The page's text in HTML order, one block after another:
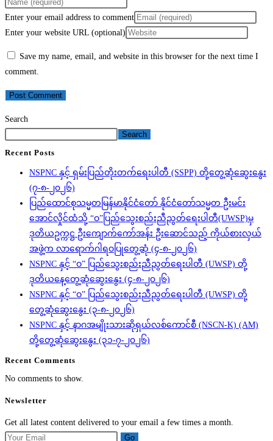
Enter your email address to comment
Enter your website URL (optional)
Save my name, email, and website in this browser for the next time I
comment.
Search
Search
Recent Posts
NSPNC နှင့် ရှမ်းပြည်တိုးတက်ရေးပါတီ (SSPP) တို့တွေ့ဆုံဆွေးနွေး
(၇-၈-၂၀၂၆)
ပြည်ထောင်စုသမ္မတမြန်မာနိုင်ငံတော် နိုင်ငံတော်သမ္မတ ဦးမင်း
အောင်လှိုင်ထံသို့ “ဝ”ပြည်သွေးစည်းညီညွတ်ရေးပါတီ(UWSP)မှ
ဒုတိယဥက္ကဋ္ဌ ဦးကျောက်ကော်အန်း ဦးဆောင်သည့် ကိုယ်စားလှယ်
အဖွဲ့က လာရောက်ဂါရဝပြုတွေ့ဆုံ (၄-၈-၂၀၂၆)
NSPNC နှင့် “ဝ” ပြည်သွေးစည်းညီညွတ်ရေးပါတီ (UWSP) တို့
ဒုတိယနေ့တွေ့ဆုံဆွေးနွေး (၄-၈-၂၀၂၆)
NSPNC နှင့် “ဝ” ပြည်သွေးစည်းညီညွတ်ရေးပါတီ (UWSP) တို့
တွေ့ဆုံဆွေးနွေး (၃-၈-၂၀၂၆)
NSPNC နှင့် နာဂအမျိုးသားဆိုရှယ်လစ်ကောင်စီ (NSCN-K) (AM)
တို့တွေ့ဆုံဆွေးနွေး (၃၁-၇-၂၀၂၆)
Recent Comments
No comments to show.
Newsletter
Get all latest content delivered to your email a few times a month.
Go